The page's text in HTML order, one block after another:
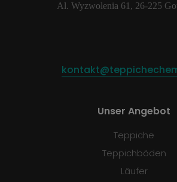
Al. Wyzwolenia 61, 26-225
Unser Angebot
Teppiche
Teppichböden
Läufer